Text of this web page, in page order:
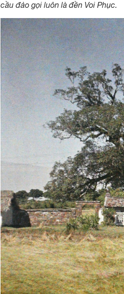
cầu đảo gọi luôn là đền Voi Phục.